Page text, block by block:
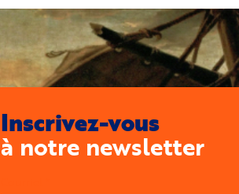
Inscrivez-vous
à notre newsletter